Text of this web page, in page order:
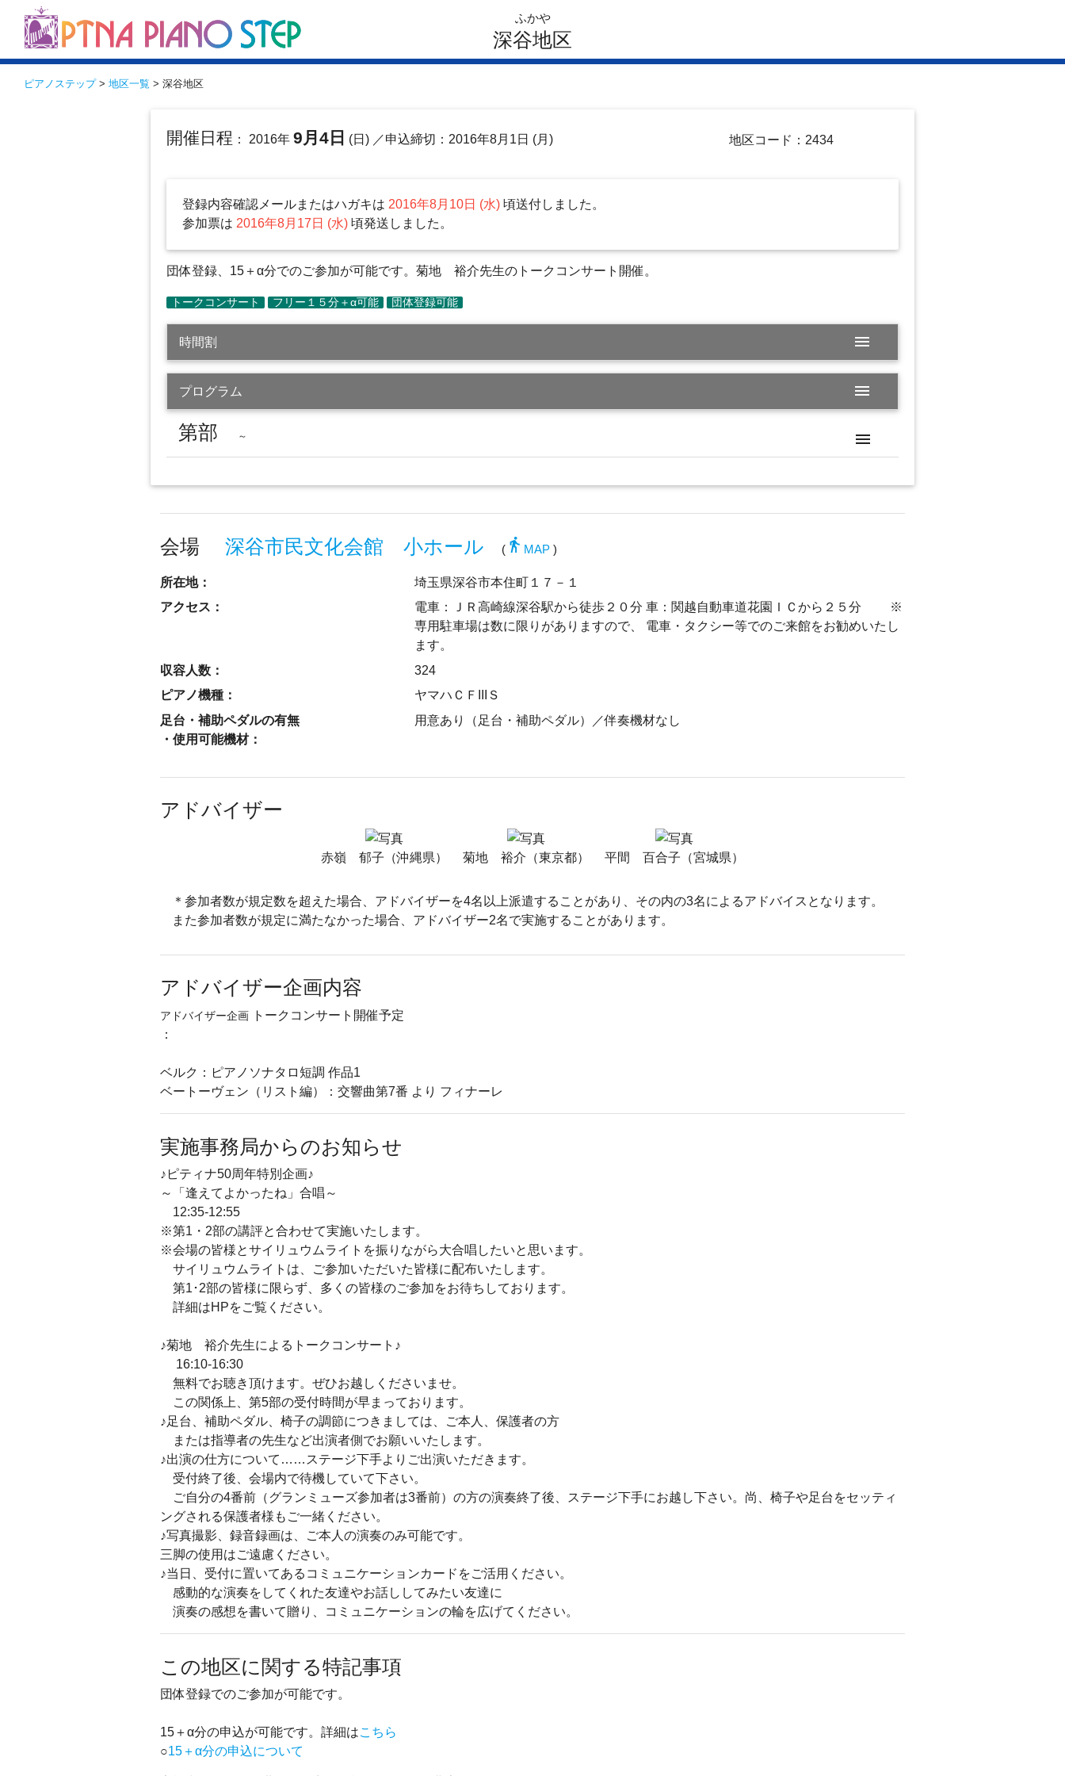
ふかや
深谷地区
ピアノステップ> 地区一覧 > 深谷地区
開催日程 ： 2016年9月4日 (日) ／申込締切：2016年8月1日 (月) 地区コード：2434
登録内容確認メールまたはハガキは 2016年8月10日 (水)頃送付しました。
参加票は 2016年8月17日 (水)頃発送しました。
団体登録、15＋α分でのご参加が可能です。菊地 裕介先生のトークコンサート開催。
時間割 menu
プログラム menu
第部 ～ menu
会場 深谷市民文化会館 小ホール (directions_walk MAP)
所在地：
埼玉県深谷市本住町１７－１
アクセス：
電車：ＪＲ高崎線深谷駅から徒歩２０分 車：関越自動車道花園ＩＣから２５分 ※
専用駐車場は数に限りがありますので、 電車・タクシー等でのご来館をお勧めいたし
ます。
収容人数：
324
ピアノ機種：
ヤマハＣＦIIIＳ
足台・補助ペダルの有無
・使用可能機材：
用意あり（足台・補助ペダル）／伴奏機材なし
アドバイザー
赤嶺 郁子（沖縄県） 菊地 裕介（東京都） 平間 百合子（宮城県）
＊参加者数が規定数を超えた場合、アドバイザーを4名以上派遣することがあり、その内の3名によるアドバイスとなります。
また参加者数が規定に満たなかった場合、アドバイザー2名で実施することがあります。
アドバイザー企画内容
アドバイザー企画トークコンサート開催予定
：
ベルク：ピアノソナタロ短調 作品1
ベートーヴェン（リスト編）：交響曲第7番 より フィナーレ
実施事務局からのお知らせ
♪ピティナ50周年特別企画♪
～「逢えてよかったね」合唱～
12:35-12:55
※第1・2部の講評と合わせて実施いたします。
※会場の皆様とサイリュウムライトを振りながら大合唱したいと思います。
サイリュウムライトは、ご参加いただいた皆様に配布いたします。
第1･2部の皆様に限らず、多くの皆様のご参加をお待ちしております。
詳細はHPをご覧ください。
♪菊地 裕介先生によるトークコンサート♪
16:10-16:30
無料でお聴き頂けます。ぜひお越しくださいませ。
この関係上、第5部の受付時間が早まっております。
♪足台、補助ペダル、椅子の調節につきましては、ご本人、保護者の方
または指導者の先生など出演者側でお願いいたします。
♪出演の仕方について……ステージ下手よりご出演いただきます。
受付終了後、会場内で待機していて下さい。
ご自分の4番前（グランミューズ参加者は3番前）の方の演奏終了後、ステージ下手にお越し下さい。尚、椅子や足台をセッティ
ングされる保護者様もご一緒ください。
♪写真撮影、録音録画は、ご本人の演奏のみ可能です。
三脚の使用はご遠慮ください。
♪当日、受付に置いてあるコミュニケーションカードをご活用ください。
感動的な演奏をしてくれた友達やお話ししてみたい友達に
演奏の感想を書いて贈り、コミュニケーションの輪を広げてください。
この地区に関する特記事項
団体登録でのご参加が可能です。
15＋α分の申込が可能です。詳細はこちら
○15＋α分の申込について